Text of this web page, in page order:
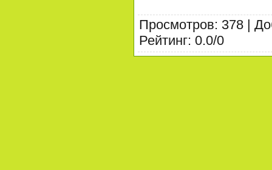
Просмотров: 378 |
Рейтинг: 0.0/0